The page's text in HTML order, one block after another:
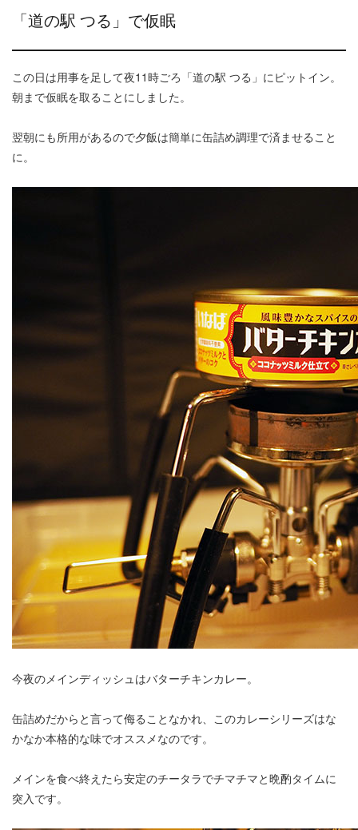
「道の駅 つる」で仮眠
この日は用事を足して夜11時ごろ「道の駅 つる」にピットイン。
朝まで仮眠を取ることにしました。
翌朝にも所用があるので夕飯は簡単に缶詰め調理で済ませること
に。
今夜のメインディッシュはバターチキンカレー。
缶詰めだからと言って侮ることなかれ、このカレーシリーズはな
かなか本格的な味でオススメなのです。
メインを食べ終えたら安定のチータラでチマチマと晩酌タイムに
突入です。